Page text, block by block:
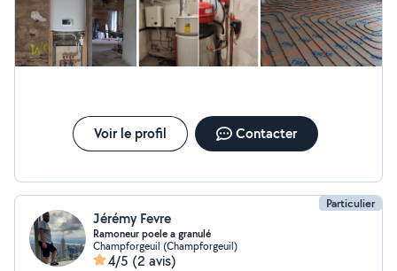
Voir le profil Contacter
Particulier
Jérémy Fevre
Ramoneur poele a granulé
Champforgeuil (Champforgeuil)
4/5 (2 avis)